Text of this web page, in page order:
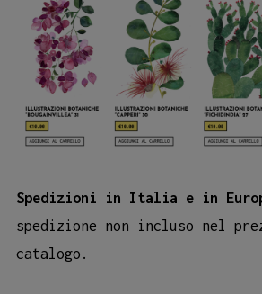
Spedizioni in Italia e in
spedizione non incluso nel
catalogo.